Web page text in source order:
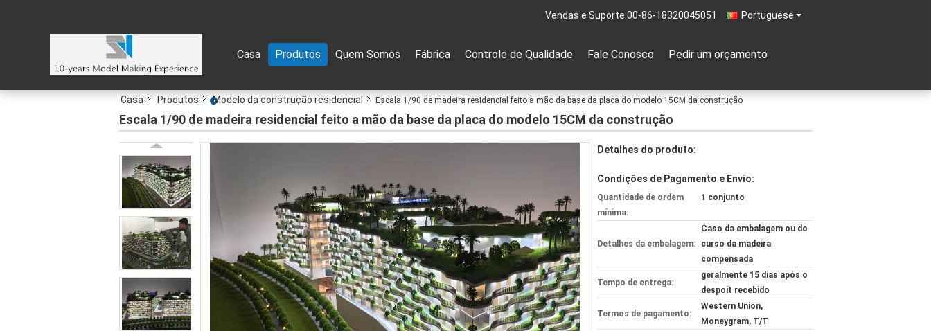
Portuguese
Vendas e Suporte:00-86-18320045051
Casa Produtos Quem Somos Fábrica Controle de Qualidade Fale Conosco Pedir um orçamento
Casa Produtos Modelo da construção residencial Escala 1/90 de madeira residencial feito a mão da base da placa do modelo 15CM da construção
Escala 1/90 de madeira residencial feito a mão da base da placa do modelo 15CM da construção
Detalhes do produto:
Condições de Pagamento e Envio:
Quantidade de ordem
mínima:
1 conjunto
Detalhes da embalagem:
Caso da embalagem ou do
curso da madeira
compensada
Tempo de entrega:
geralmente 15 dias após o
despoit recebido
Termos de pagamento:
Western Union,
Moneygram, T/T